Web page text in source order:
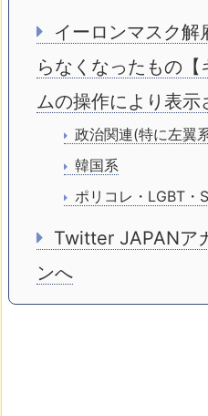
イーロンマスク解
らなくなったもの
ムの操作により表示
政治関連(特に左翼
韓国系
ポリコレ・LGBT・
Twitter JAPANア
ンへ